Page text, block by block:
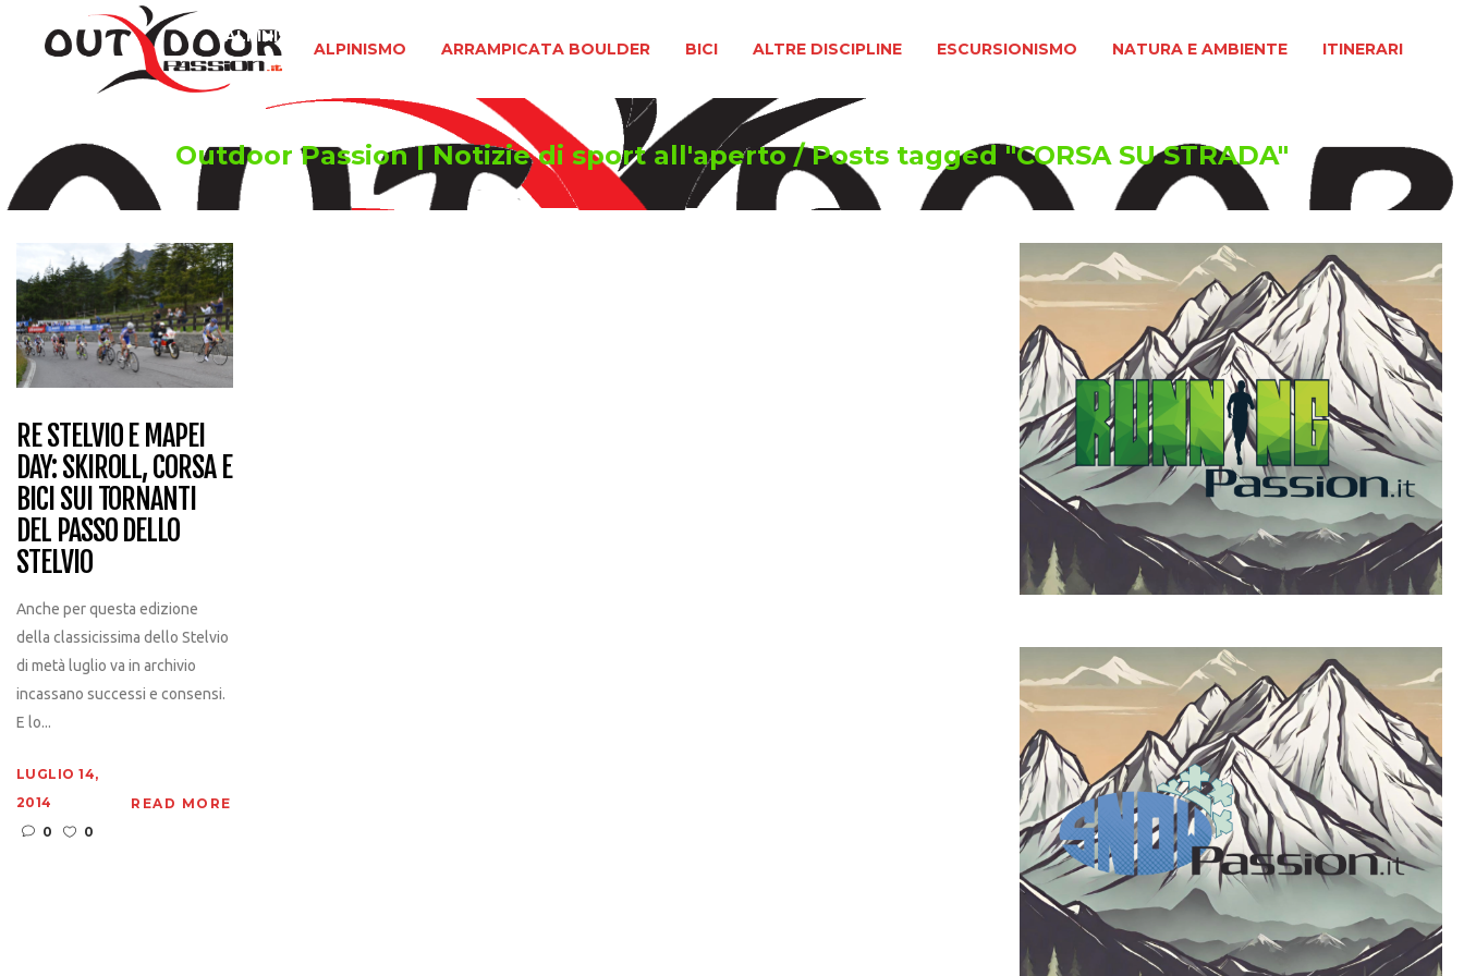
ALPINISMO ARRAMPICATA BOULDER BICI ALTRE DISCIPLINE ESCURSIONISMO NATURA E AMBIENTE ITINERARI
ALPINISMO
Outdoor Passion | Notizie di sport all'aperto/Posts tagged "CORSA SU STRADA"
RE STELVIO E MAPEI
DAY: SKIROLL, CORSA E
BICI SUI TORNANTI
DEL PASSO DELLO
STELVIO
Anche per questa edizione
della classicissima dello Stelvio
di metà luglio va in archivio
incassano successi e consensi.
E lo...
LUGLIO 14,
2014
0
0
READ MORE